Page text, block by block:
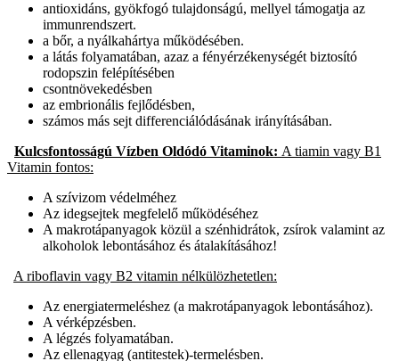
antioxidáns, gyökfogó tulajdonságú, mellyel támogatja az
immunrendszert.
a bőr, a nyálkahártya működésében.
a látás folyamatában, azaz a fényérzékenységét biztosító
rodopszin felépítésében
csontnövekedésben
az embrionális fejlődésben,
számos más sejt differenciálódásának irányításában.
Kulcsfontosságú Vízben Oldódó Vitaminok: A tiamin vagy B1
Vitamin fontos:
A szívizom védelméhez
Az idegsejtek megfelelő működéséhez
A makrotápanyagok közül a szénhidrátok, zsírok valamint az
alkoholok lebontásához és átalakításához!
A riboflavin vagy B2 vitamin nélkülözhetetlen:
Az energiatermeléshez (a makrotápanyagok lebontásához).
A vérképzésben.
A légzés folyamatában.
Az ellenagyag (antitestek)-termelésben.